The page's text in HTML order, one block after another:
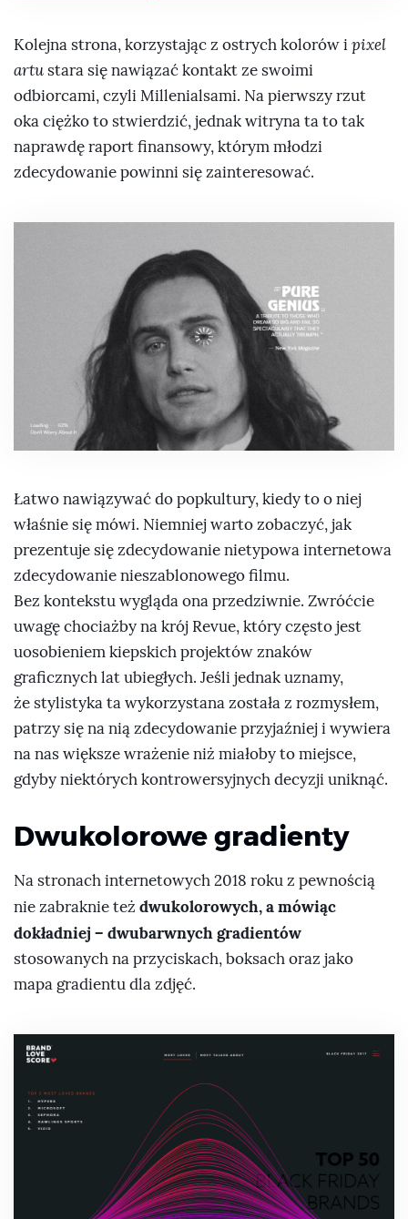
Kolejna strona, korzystając z ostrych kolorów ipixel
artustara się nawiązać kontakt ze swoimi
odbiorcami, czyli Millenialsami. Na pierwszy rzut
oka ciężko to stwierdzić, jednak witryna ta to tak
naprawdę raport finansowy, którym młodzi
zdecydowanie powinni się zainteresować.
Łatwo nawiązywać do popkultury, kiedy to o niej
właśnie się mówi. Niemniej warto zobaczyć, jak
prezentuje się zdecydowanie nietypowa internetowa
zdecydowanie nieszablonowego filmu.
Bez kontekstu wygląda ona przedziwnie. Zwróćcie
uwagę chociażby na krój Revue, który często jest
uosobieniem kiepskich projektów znaków
graficznych lat ubiegłych. Jeśli jednak uznamy,
że stylistyka ta wykorzystana została z rozmysłem,
patrzy się na nią zdecydowanie przyjaźniej i wywiera
na nas większe wrażenie niż miałoby to miejsce,
gdyby niektórych kontrowersyjnych decyzji uniknąć.
Dwukolorowe gradienty
Na stronach internetowych 2018 roku z pewnością
nie zabraknie też dwukolorowych, a mówiąc
dokładniej – dwubarwnych gradientów
stosowanych na przyciskach, boksach oraz jako
mapa gradientu dla zdjęć.